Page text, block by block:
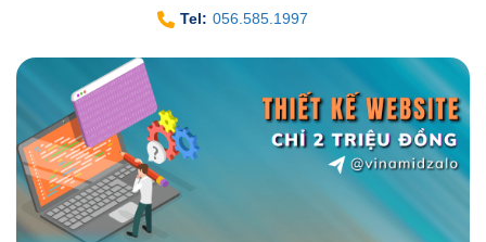
Tel: 056.585.1997